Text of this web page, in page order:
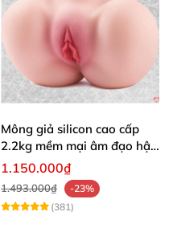
Mông giả silicon cao cấp
2.2kg mềm mại âm đạo hậu
môn khít
1.150.000₫
1.493.000₫
-23%
(381)